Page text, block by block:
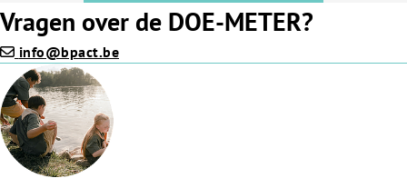
Vragen over de DOE-METER?
info@bpact.be